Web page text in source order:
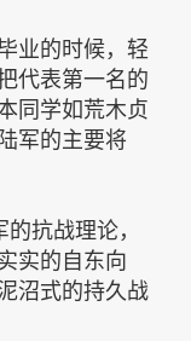
业的时候，轻
代表第一名的
同学如荒木贞
军的主要将
抗战理论，
实的自东向
沼式的持久战